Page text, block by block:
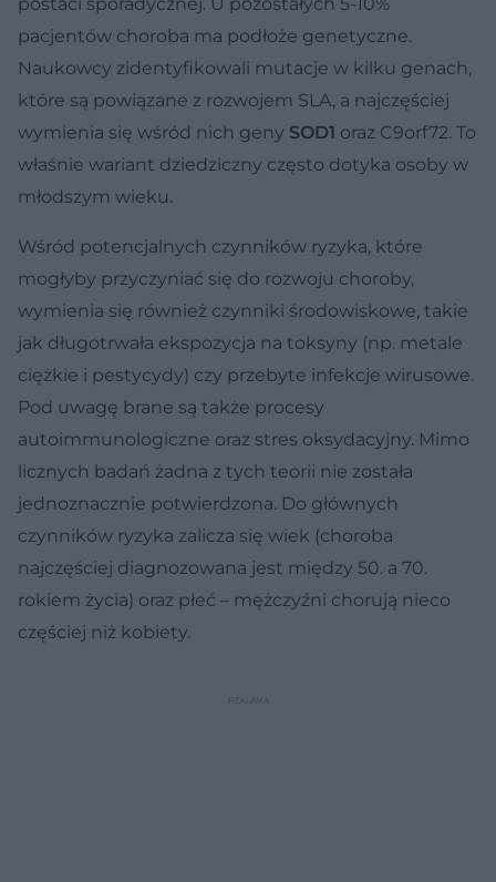
pacjentów choroba ma podłoże genetyczne.
Naukowcy zidentyfikowali mutacje w kilku genach,
które są powiązane z rozwojem SLA, a najczęściej
wymienia się wśród nich geny SOD1 oraz C9orf72. To
właśnie wariant dziedziczny często dotyka osoby w
młodszym wieku.
Wśród potencjalnych czynników ryzyka, które
mogłyby przyczyniać się do rozwoju choroby,
wymienia się również czynniki środowiskowe, takie
jak długotrwała ekspozycja na toksyny (np. metale
ciężkie i pestycydy) czy przebyte infekcje wirusowe.
Pod uwagę brane są także procesy
autoimmunologiczne oraz stres oksydacyjny. Mimo
licznych badań żadna z tych teorii nie została
jednoznacznie potwierdzona. Do głównych
czynników ryzyka zalicza się wiek (choroba
najczęściej diagnozowana jest między 50. a 70.
rokiem życia) oraz płeć – mężczyźni chorują nieco
częściej niż kobiety.